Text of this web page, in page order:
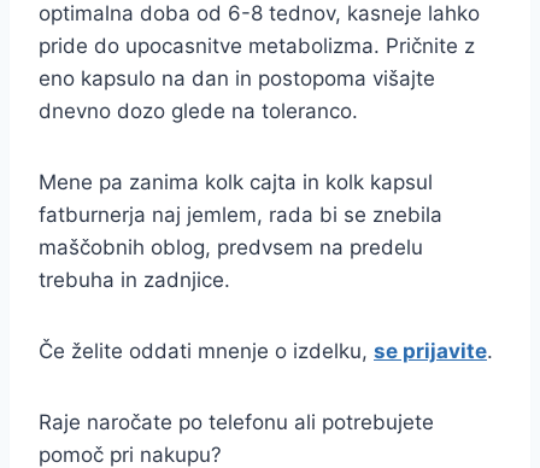
optimalna doba od 6-8 tednov, kasneje lahko
pride do upocasnitve metabolizma. Pričnite z
eno kapsulo na dan in postopoma višajte
dnevno dozo glede na toleranco.
Mene pa zanima kolk cajta in kolk kapsul
fatburnerja naj jemlem, rada bi se znebila
maščobnih oblog, predvsem na predelu
trebuha in zadnjice.
Če želite oddati mnenje o izdelku, se prijavite.
Raje naročate po telefonu ali potrebujete
pomoč pri nakupu?